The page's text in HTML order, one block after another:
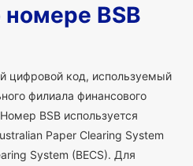
BSB
цифровой код, используемый
филиала финансового
BSB используется
Paper Clearing System
System (BECS). Для